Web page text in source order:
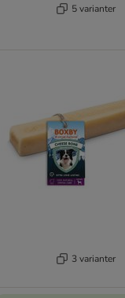
5 varianter
3 varianter